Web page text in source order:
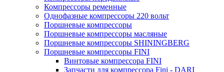
Компрессоры ременные
Однофазные компрессоры 220 вольт
Поршневые компрессоры
Поршневые компрессоры масляные
Поршневые компрессоры SHININGBERG
Поршневые компрессоры FINI
Винтовые компрессора FINI
Запчасти для компрессора Fini - DARI